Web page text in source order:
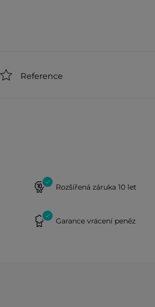
Reference
Rozšířená záruka 10 let
Garance vrácení peněz